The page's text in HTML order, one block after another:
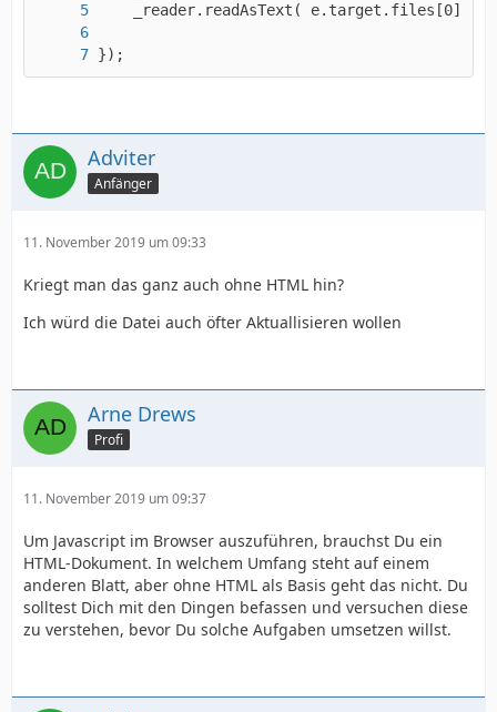
});
Adviter
Anfänger
11. November 2019 um 09:33
Kriegt man das ganz auch ohne HTML hin?
Ich würd die Datei auch öfter Aktuallisieren wollen
Arne Drews
Profi
11. November 2019 um 09:37
Um Javascript im Browser auszuführen, brauchst Du ein
HTML-Dokument. In welchem Umfang steht auf einem
anderen Blatt, aber ohne HTML als Basis geht das nicht. Du
solltest Dich mit den Dingen befassen und versuchen diese
zu verstehen, bevor Du solche Aufgaben umsetzen willst.